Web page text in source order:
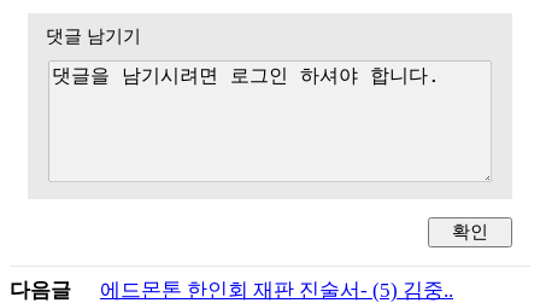
댓글 남기기
다음글 에드몬톤 한인회 재판 진술서- (5) 김중..